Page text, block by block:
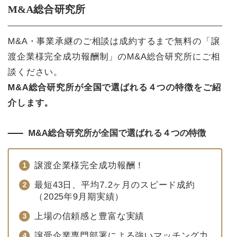
M&A総合研究所
M&A・事業承継のご相談は成約するまで無料の「譲
渡企業様完全成功報酬制」のM&A総合研究所にご相
談ください。
M&A総合研究所が全国で選ばれる４つの特徴をご紹
介します。
M&A総合研究所が全国で選ばれる４つの特徴
譲渡企業様完全成功報酬！
最短43日、平均7.2ヶ月のスピード成約
（2025年9月期実績）
上場の信頼感と豊富な実績